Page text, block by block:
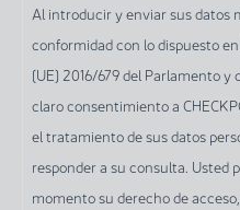
enviar
sus
datos
mediante
este
formulario,
Al introducir y enviar sus datos
conformidad con lo dispuesto
(UE) 2016/679 del Parlamento y
claro consentimiento a
el tratamiento de sus datos
responder a su consulta. Usted
momento su derecho de